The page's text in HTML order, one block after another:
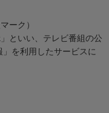
ーク）
といい、テレビ番組の公
」を利用したサービスに